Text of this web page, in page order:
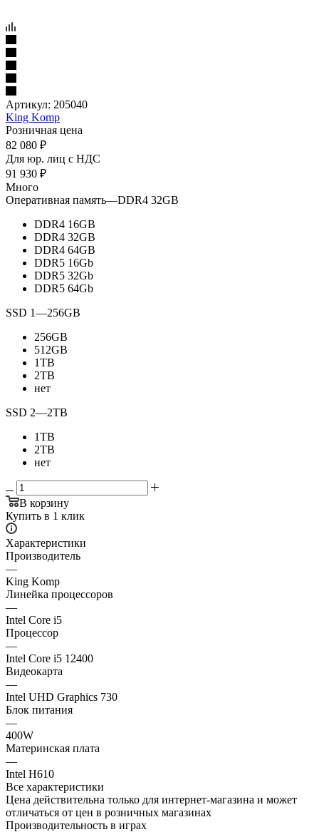
Артикул: 205040
King Komp
Розничная цена
82 080 ₽
Для юр. лиц c НДС
91 930 ₽
Много
Оперативная память—DDR4 32GB
DDR4 16GB
DDR4 32GB
DDR4 64GB
DDR5 16Gb
DDR5 32Gb
DDR5 64Gb
SSD 1—256GB
256GB
512GB
1TB
2TB
нет
SSD 2—2TB
1TB
2TB
нет
В корзину
Купить в 1 клик
Характеристики
Производитель
—
King Komp
Линейка процессоров
—
Intel Core i5
Процессор
—
Intel Core i5 12400
Видеокарта
—
Intel UHD Graphics 730
Блок питания
—
400W
Материнская плата
—
Intel H610
Все характеристики
Цена действительна только для интернет-магазина и может
отличаться от цен в розничных магазинах
Производительность в играх